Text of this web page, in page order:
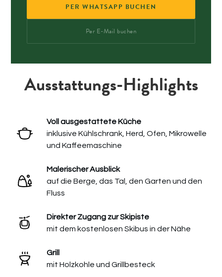
PER WHATSAPP BUCHEN
Per E-Mail buchen
Ausstattungs-Highlights
Voll ausgestattete Küche
inklusive Kühlschrank, Herd, Ofen, Mikrowelle
und Kaffeemaschine
Malerischer Ausblick
auf die Berge, das Tal, den Garten und den
Fluss
Direkter Zugang zur Skipiste
mit dem kostenlosen Skibus in der Nähe
Grill
mit Holzkohle und Grillbesteck